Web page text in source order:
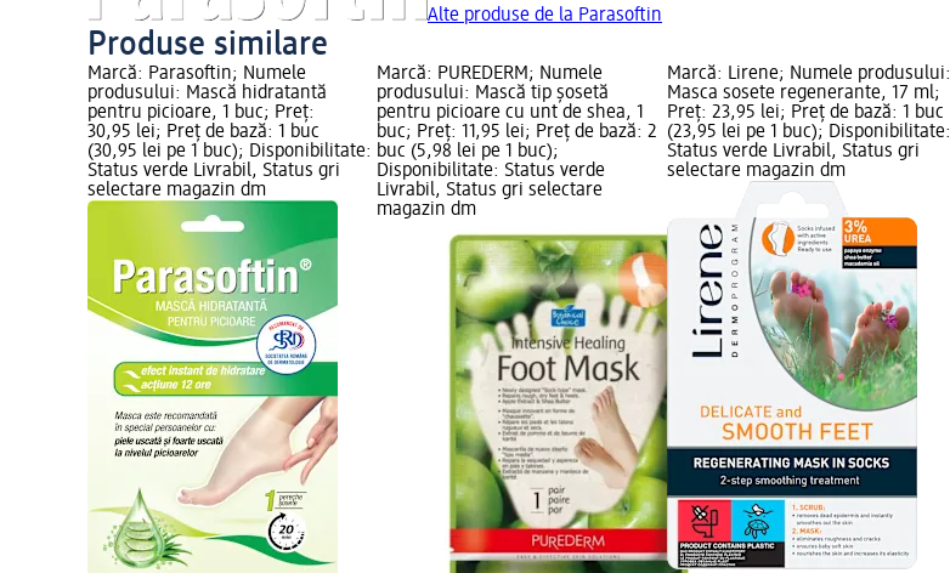
Alte produse de la Parasoftin
Produse similare
Marcă: Parasoftin; Numele
produsului: Mască hidratantă
pentru picioare, 1 buc; Preț:
30,95 lei; Preț de bază: 1 buc
(30,95 lei pe 1 buc); Disponibilitate:
Status verde Livrabil, Status gri
selectare magazin dm
Marcă: PUREDERM; Numele
produsului: Mască tip șosetă
pentru picioare cu unt de shea, 1
buc; Preț: 11,95 lei; Preț de bază: 2
buc (5,98 lei pe 1 buc);
Disponibilitate: Status verde
Livrabil, Status gri selectare
magazin dm
Marcă: Lirene; Numele produsului:
Masca sosete regenerante, 17 ml;
Preț: 23,95 lei; Preț de bază: 1 buc
(23,95 lei pe 1 buc); Disponibilitate:
Status verde Livrabil, Status gri
selectare magazin dm